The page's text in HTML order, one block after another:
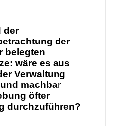
der
der
belegten
wäre es aus
Verwaltung
machbar
öfter
durchzuführen?